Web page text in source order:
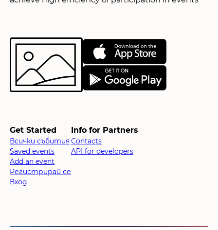
Get Started
Всички събития
Saved events
Add an event
Регистрирай се
Вход
Info for Partners
Contacts
API for developers